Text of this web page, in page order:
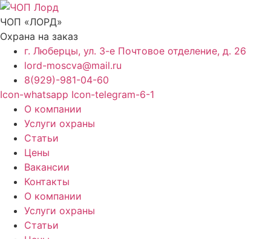
Перейти
к
содержимому
ЧОП «ЛОРД»
Охрана на заказ
г. Люберцы, ул. 3-е Почтовое отделение, д. 26
lord-moscva@mail.ru
8(929)-981-04-60
Icon-whatsapp Icon-telegram-6-1
О компании
Услуги охраны
Статьи
Цены
Вакансии
Контакты
О компании
Услуги охраны
Статьи